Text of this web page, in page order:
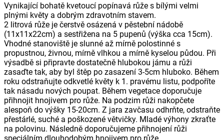
Vynikající bohatě kvetoucí popínavá růže s bílými velmi
plnými květy a dobrým zdravotním stavem.
2 litrová růže je čerstvě osázená v pěstební nádobě
(11x11x22cm) a sestřižena na 5 pupenů (výška cca 15cm).
Vhodné stanoviště je slunné až mírně polostinné s
propustnou, živnou, mírně vlhkou a mírně kyselou půdou. Při
výsadbě si připravte dostatečně hlubokou jámu a růži
zasaďte tak, aby byl štěp po zasazení 3-5cm hluboko. Během
roku odstraňujte odkvetlé květy k 1. pravému listu, podpoříte
tak násadu nových poupat. Během vegetace doporučuje
přihnojit hnojivem pro růže. Na podzim růži nakopčete
alespoň do výšky 15-20cm. Z jara zavčasu odhrňte, odstraňte
přestárlé, suché a poškozené větvičky. Mladé výhony zkraťte
na polovinu. Následně doporučujeme přihnojení růži
speciálním dlouhodobým hnojivem pro růže.